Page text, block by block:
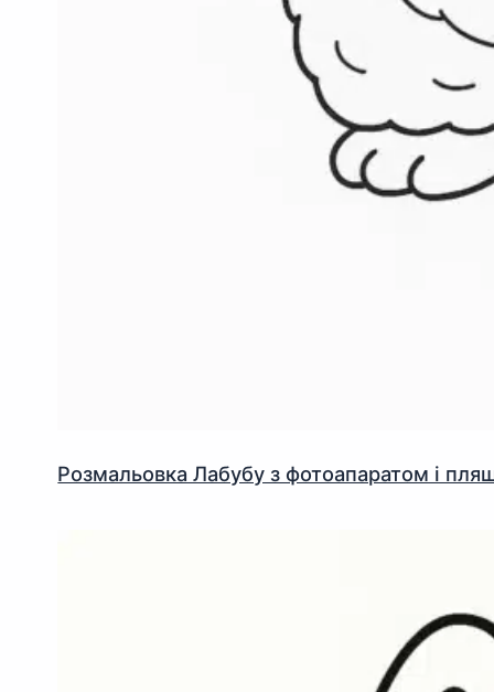
Розмальовка Лабубу з фотоапаратом і